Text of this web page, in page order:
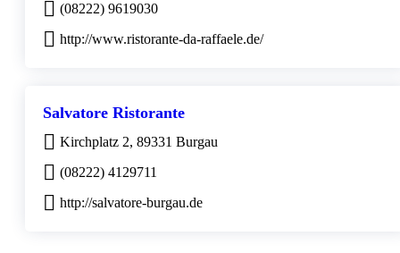
(08222) 9619030
http://www.ristorante-da-raffaele.de/
Salvatore Ristorante
Kirchplatz 2, 89331 Burgau
(08222) 4129711
http://salvatore-burgau.de